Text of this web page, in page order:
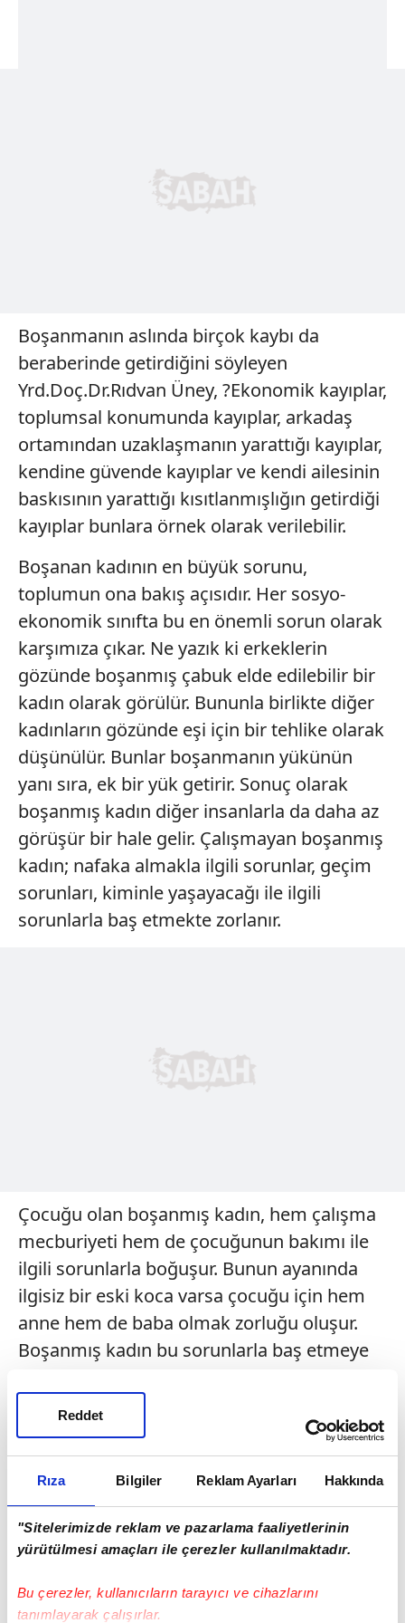
Rıza Bilgiler Reklam Ayarları Hakkında
"Sitelerimizde reklam ve pazarlama faaliyetlerinin
yürütülmesi amaçları ile çerezler kullanılmaktadır.
Bu çerezler, kullanıcıların tarayıcı ve cihazlarını
tanımlayarak çalışırlar.
Reddet
Boşanmanın aslında birçok kaybı da
beraberinde getirdiğini söyleyen
Yrd.Doç.Dr.Rıdvan Üney, ?Ekonomik kayıplar,
toplumsal konumunda kayıplar, arkadaş
ortamından uzaklaşmanın yarattığı kayıplar,
kendine güvende kayıplar ve kendi ailesinin
baskısının yarattığı kısıtlanmışlığın getirdiği
kayıplar bunlara örnek olarak verilebilir.
Boşanan kadının en büyük sorunu,
toplumun ona bakış açısıdır. Her sosyo-
ekonomik sınıfta bu en önemli sorun olarak
karşımıza çıkar. Ne yazık ki erkeklerin
gözünde boşanmış çabuk elde edilebilir bir
kadın olarak görülür. Bununla birlikte diğer
kadınların gözünde eşi için bir tehlike olarak
düşünülür. Bunlar boşanmanın yükünün
yanı sıra, ek bir yük getirir. Sonuç olarak
boşanmış kadın diğer insanlarla da daha az
görüşür bir hale gelir. Çalışmayan boşanmış
kadın; nafaka almakla ilgili sorunlar, geçim
sorunları, kiminle yaşayacağı ile ilgili
sorunlarla baş etmekte zorlanır.
Çocuğu olan boşanmış kadın, hem çalışma
mecburiyeti hem de çocuğunun bakımı ile
ilgili sorunlarla boğuşur. Bunun ayanında
ilgisiz bir eski koca varsa çocuğu için hem
anne hem de baba olmak zorluğu oluşur.
Boşanmış kadın bu sorunlarla baş etmeye
duygusu, özgüven kaybı, gelecek kaygısı,
yeni tanışacağı kişilere güvenmekle ilgili
sorunlar, depresyon, baskı altında hissetme,
toplumun bakış açısıyla baş etme, uygunsuz
talepler ve tacizlerle mücadele, yükünü
oldukça artırır? diye konuştu.
boşanmayla baş edebilmesinin yollarını ise